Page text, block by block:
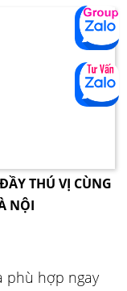
THÚ VỊ CÙNG
NỘI
phù hợp ngay